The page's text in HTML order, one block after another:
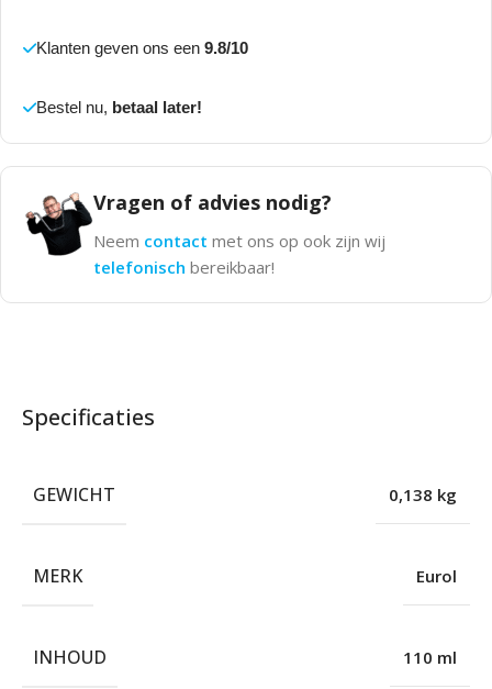
Klanten geven ons een 9.8/10
Bestel nu, betaal later!
Vragen of advies nodig?
Neem contact met ons op ook zijn wij
telefonisch bereikbaar!
Specificaties
GEWICHT 0,138 kg
MERK Eurol
INHOUD 110 ml